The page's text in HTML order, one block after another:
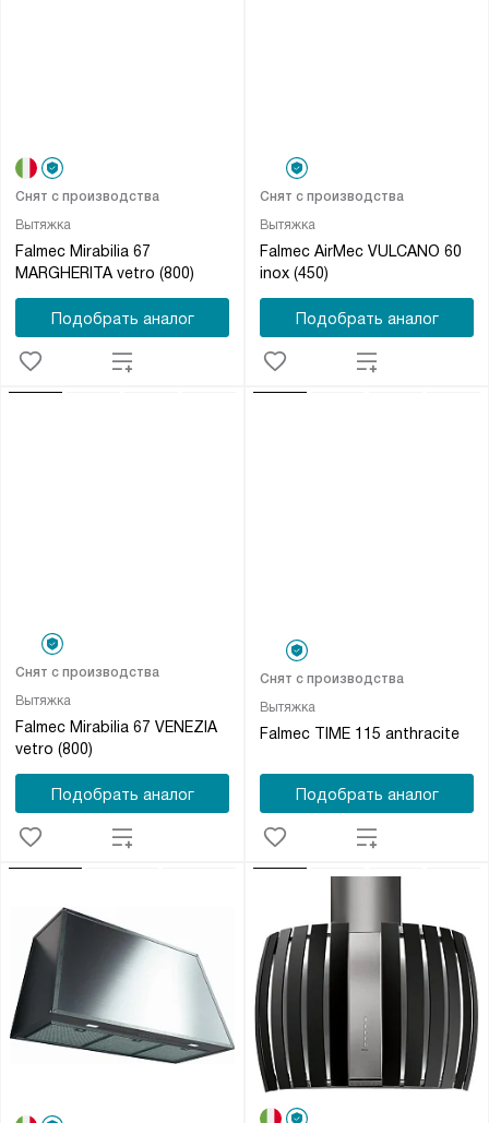
Вытяжка
Falmec Mirabilia 67
MARGHERITA vetro (800)
Снят с производства
Подобрать аналог
Вытяжка
Falmec AirMec VULCANO 60
inox (450)
Снят с производства
Подобрать аналог
Вытяжка
Falmec Mirabilia 67 VENEZIA
vetro (800)
Снят с производства
Подобрать аналог
Вытяжка
Falmec TIME 115 anthracite
Снят с производства
Подобрать аналог